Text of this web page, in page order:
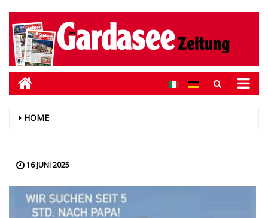
HOME
16 JUNI 2025